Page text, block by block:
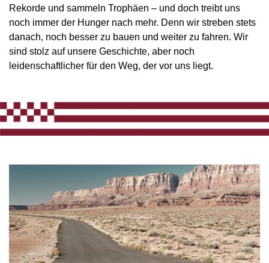
Rekorde und sammeln Trophäen – und doch treibt uns
noch immer der Hunger nach mehr. Denn wir streben stets
danach, noch besser zu bauen und weiter zu fahren. Wir
sind stolz auf unsere Geschichte, aber noch
leidenschaftlicher für den Weg, der vor uns liegt.